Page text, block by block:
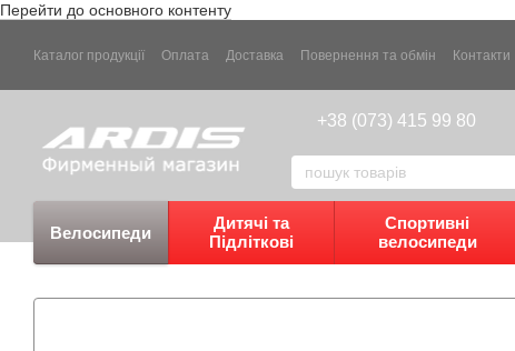
Перейти до основного контенту
Каталог продукції Оплата Доставка Повернення та обмін Контакти
+38 (073) 415 99 80
Велосипеди
Дитячі та
Підліткові
Спортивні
велосипеди